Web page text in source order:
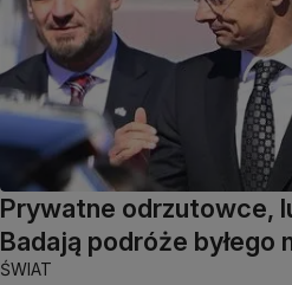
Prywatne odrzutowce,
Badają podróże byłego
ŚWIAT